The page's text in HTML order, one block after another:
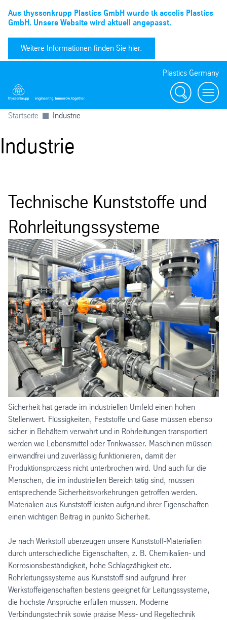
Aus thyssenkrupp Plastics GmbH wurde tk accelis Plastics
GmbH. Unsere Website wird aktuell angepasst.
Weitere Informationen finden Sie hier.
Plastics Germany
Suchen menu
Startseite Industrie
Industrie
Technische Kunststoffe und
Rohrleitungssysteme
Sicherheit hat gerade im industriellen Umfeld einen hohen
Stellenwert. Flüssigkeiten, Feststoffe und Gase müssen ebenso
sicher in Behältern verwahrt und in Rohrleitungen transportiert
werden wie Lebensmittel oder Trinkwasser. Maschinen müssen
einwandfrei und zuverlässig funktionieren, damit der
Produktionsprozess nicht unterbrochen wird. Und auch für die
Menschen, die im industriellen Bereich tätig sind, müssen
entsprechende Sicherheitsvorkehrungen getroffen werden.
Materialien aus Kunststoff leisten aufgrund ihrer Eigenschaften
einen wichtigen Beitrag in punkto Sicherheit.
Je nach Werkstoff überzeugen unsere Kunststoff-Materialien
durch unterschiedliche Eigenschaften, z. B. Chemikalien- und
Korrosionsbeständigkeit, hohe Schlagzähigkeit etc.
Rohrleitungssysteme aus Kunststoff sind aufgrund ihrer
Werkstoffeigenschaften bestens geeignet für Leitungssysteme,
die höchste Ansprüche erfüllen müssen. Moderne
Verbindungstechnik sowie präzise Mess- und Regeltechnik